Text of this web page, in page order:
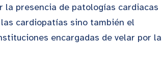
la presencia de patologías cardiacas
cardiopatías sino también el
encargadas de velar por la